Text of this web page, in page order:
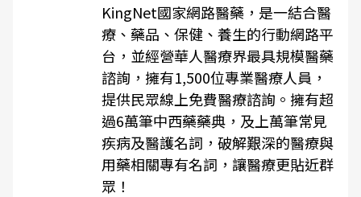
KingNet國家網路醫藥，是一結合醫
療、藥品、保健、養生的行動網路平
台，並經營華人醫療界最具規模醫藥
諮詢，擁有1,500位專業醫療人員，
提供民眾線上免費醫療諮詢。擁有超
過6萬筆中西藥藥典，及上萬筆常見
疾病及醫護名詞，破解艱深的醫療與
用藥相關專有名詞，讓醫療更貼近群
眾！